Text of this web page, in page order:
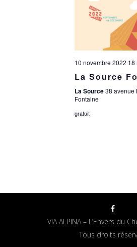
10 novembre 2022 18
La Source
La Source38 avenue
Fontaine
gratuit
VIA ALPINA – L’Envers du
Tous droits